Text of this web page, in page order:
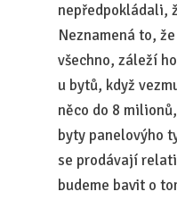
nepředpokládali,
Neznamená to,
všechno, záleží
u bytů, když
něco do 8
byty panelovýho
se prodávají
budeme bavit o